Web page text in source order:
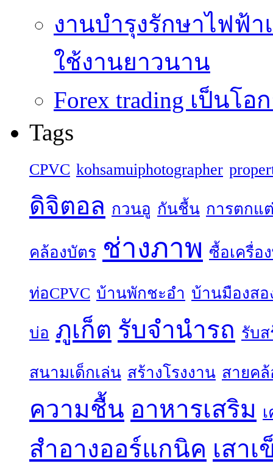
งานบำรุงรักษาไฟฟ้
ใช้งานยาวนาน
Forex trading เป็นโ
Tags
CPVC kohsamuiphotographer
ดิจิตอล กวนอู กันชื้น การตกแ
คล้องบัตร ช่างภาพ ซื้อเครื่อ
ท่อCPVC บ้านพักชะอำ บ้านมืองสอ
บ่อ ภูเก็ต รับจำนำรถ รับส
สนามเด็กเล่น สร้างโรงงาน สายคล้
ความชื้น อาหารเสริม
สำอางออร์แกนิค เสาเ